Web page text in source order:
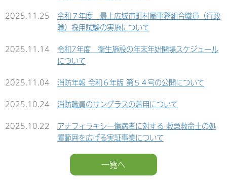
2025.11.25
令和７年度 最上広域市町村圏事務組合職員（行政
職）採用試験の実施について
2025.11.14
令和7年度 衛生施設の年末年始開場スケジュール
について
2025.11.04
消防年報 令和６年版 第５４号の公開について
2025.10.24
消防職員のサングラスの着用について
2025.10.22
アナフィラキシー傷病者に対する 救急救命士の処
置範囲を広げる実証事業について
一覧へ